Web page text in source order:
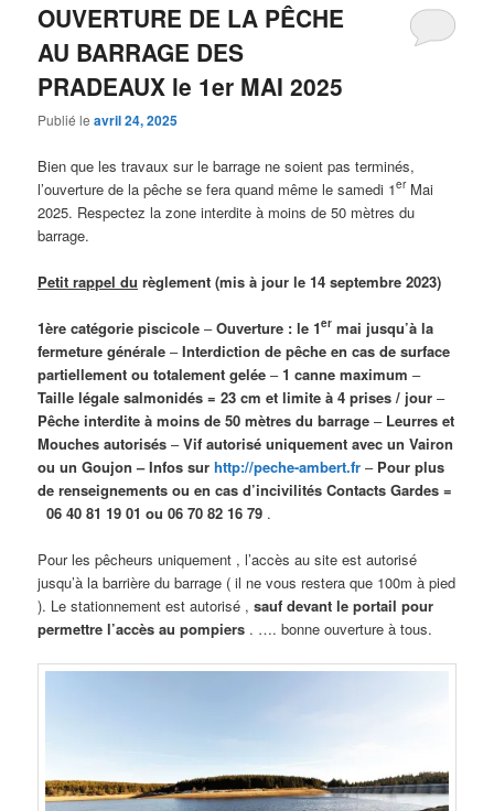
OUVERTURE DE LA PÊCHE
AU BARRAGE DES
PRADEAUX le 1er MAI 2025
Publié leavril 24, 2025
Bien que les travaux sur le barrage ne soient pas terminés,
l’ouverture de la pêche se fera quand même le samedi 1erMai
2025. Respectez la zone interdite à moins de 50 mètres du
barrage.
Petit rappel du règlement (mis à jour le 14 septembre 2023)
1ère catégorie piscicole –Ouverture : le 1er mai jusqu’à la
fermeture générale –Interdiction de pêche en cas de surface
partiellement ou totalement gelée –1 canne maximum –
Taille légale salmonidés = 23 cm et limite à 4 prises / jour –
Pêche interdite à moins de 50 mètres du barrage– Leurres et
Mouches autorisés –Vif autorisé uniquement avec un Vairon
ou un Goujon – Infos surhttp://peche-ambert.fr – Pour plus
de renseignements ou en cas d’incivilités Contacts Gardes =
06 40 81 19 01 ou 06 70 82 16 79 .
Pour les pêcheurs uniquement , l’accès au site est autorisé
jusqu’à la barrière du barrage ( il ne vous restera que 100m à pied
). Le stationnement est autorisé ,sauf devant le portail pour
permettre l’accès au pompiers . …. bonne ouverture à tous.